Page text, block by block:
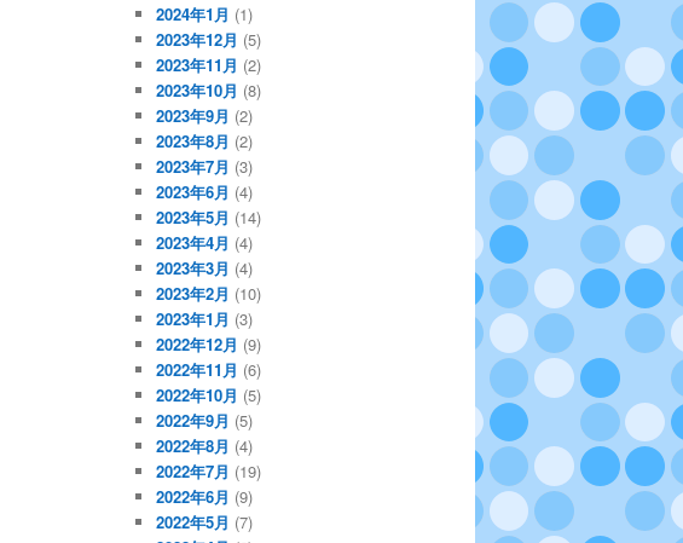
2024年1月 (1)
2023年12月 (5)
2023年11月 (2)
2023年10月 (8)
2023年9月 (2)
2023年8月 (2)
2023年7月 (3)
2023年6月 (4)
2023年5月 (14)
2023年4月 (4)
2023年3月 (4)
2023年2月 (10)
2023年1月 (3)
2022年12月 (9)
2022年11月 (6)
2022年10月 (5)
2022年9月 (5)
2022年8月 (4)
2022年7月 (19)
2022年6月 (9)
2022年5月 (7)